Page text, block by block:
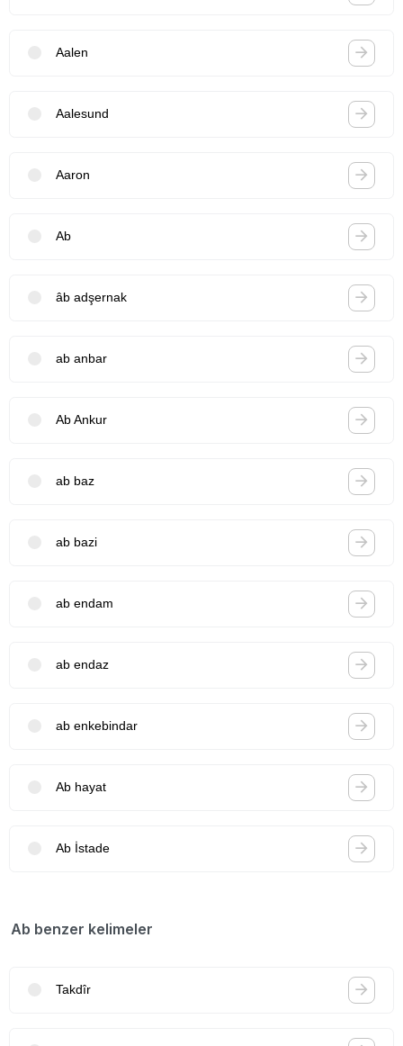
Aalen
Aalesund
Aaron
Ab
âb adşernak
ab anbar
Ab Ankur
ab baz
ab bazi
ab endam
ab endaz
ab enkebindar
Ab hayat
Ab İstade
Ab benzer kelimeler
Takdîr